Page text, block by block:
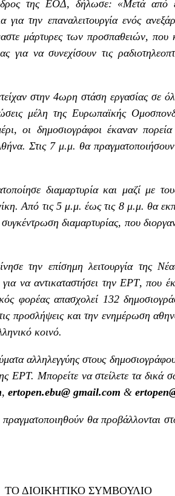
της ΕΟΔ, δήλωσε: «Μετά από
την επαναλειτουργία ενός
μάρτυρες των προσπαθειών,
για να συνεχίσουν τις
στην 4ωρη στάση εργασίας
μέλη της Ευρωπαϊκής
δημοσιογράφοι έκαναν πορεία
Στις 7 μ.μ. θα
διαμαρτυρία και μαζί με
Από τις 5 μ.μ. έως τις 8 μ.μ. θα
διαμαρτυρίας, που
την επίσημη λειτουργία της
να αντικαταστήσει την ΕΡΤ, που
φορέας απασχολεί 132
προσλήψεις και την ενημέρωση
κοινό.
αλληλεγγύης στους
ΕΡΤ. Μπορείτε να στείλετε τα δικά
, ertopen.ebu@ gmail.com &
θα προβάλλονται
ΤΟ ΔΙΟΙΚΗΤΙΚΟ ΣΥΜΒΟΥΛΙΟ